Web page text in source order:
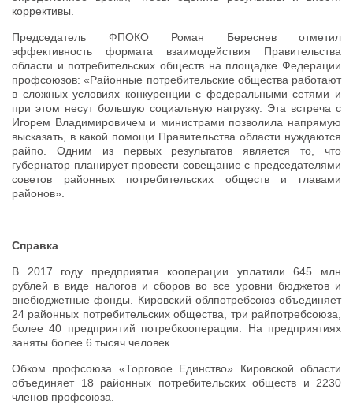
коррективы.
Председатель ФПОКО Роман Береснев отметил
эффективность формата взаимодействия Правительства
области и потребительских обществ на площадке Федерации
профсоюзов: «Районные потребительские общества работают
в сложных условиях конкуренции с федеральными сетями и
при этом несут большую социальную нагрузку. Эта встреча с
Игорем Владимировичем и министрами позволила напрямую
высказать, в какой помощи Правительства области нуждаются
райпо. Одним из первых результатов является то, что
губернатор планирует провести совещание с председателями
советов районных потребительских обществ и главами
районов».
Справка
В 2017 году предприятия кооперации уплатили 645 млн
рублей в виде налогов и сборов во все уровни бюджетов и
внебюджетные фонды. Кировский облпотребсоюз объединяет
24 районных потребительских общества, три райпотребсоюза,
более 40 предприятий потребкооперации. На предприятиях
заняты более 6 тысяч человек.
Обком профсоюза «Торговое Единство» Кировской области
объединяет 18 районных потребительских обществ и 2230
членов профсоюза.